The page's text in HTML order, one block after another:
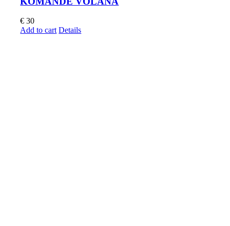
€ 30
Add to cart Details